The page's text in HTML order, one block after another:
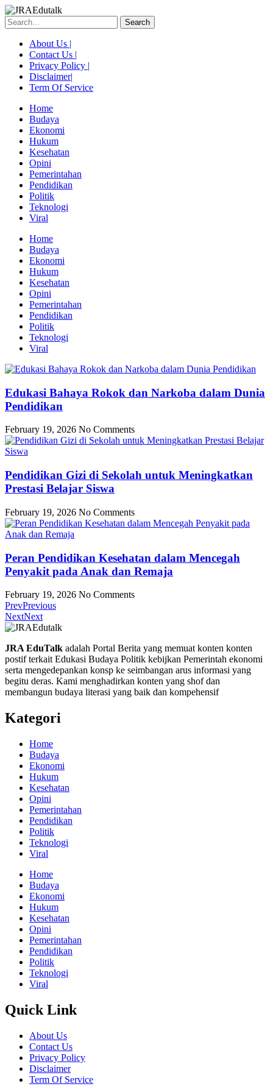
Skip
to
content
Search
About Us |
Contact Us |
Privacy Policy |
Disclaimer|
Term Of Service
Home
Budaya
Ekonomi
Hukum
Kesehatan
Opini
Pemerintahan
Pendidikan
Politik
Teknologi
Viral
Menu
Home
Budaya
Ekonomi
Hukum
Kesehatan
Opini
Pemerintahan
Pendidikan
Politik
Teknologi
Viral
Edukasi Bahaya Rokok dan Narkoba dalam Dunia
Pendidikan
February 19, 2026 No Comments
Pendidikan Gizi di Sekolah untuk Meningkatkan
Prestasi Belajar Siswa
February 19, 2026 No Comments
Peran Pendidikan Kesehatan dalam Mencegah
Penyakit pada Anak dan Remaja
February 19, 2026 No Comments
PrevPrevious
NextNext
JRA EduTalk adalah Portal Berita yang memuat konten konten
postif terkait Edukasi Budaya Politik kebijkan Pemerintah ekonomi
serta mengedepankan konsp ke seimbangan arus informasi yang
begitu deras. Kami menghadirkan konten yang shof dan
membangun budaya literasi yang baik dan kompehensif
Kategori
Home
Budaya
Ekonomi
Hukum
Kesehatan
Opini
Pemerintahan
Pendidikan
Politik
Teknologi
Viral
Home
Budaya
Ekonomi
Hukum
Kesehatan
Opini
Pemerintahan
Pendidikan
Politik
Teknologi
Viral
Quick Link
About Us
Contact Us
Privacy Policy
Disclaimer
Term Of Service